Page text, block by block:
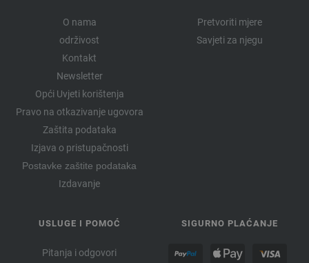
O nama
održivost
Kontakt
Newsletter
Opći Uvjeti korištenja
Pravo na otkazivanje ugovora
Zaštita podataka
Izjava o pristupačnosti
Postavke zaštite podataka
Izdavanje
Pretvoriti mjere
Savjeti za njegu
USLUGE I POMOĆ
Pitanja i odgovori
SIGURNO PLAĆANJE